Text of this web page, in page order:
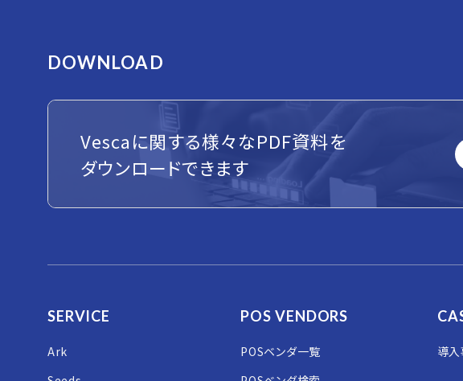
DOWNLOAD
Vescaに関する様々なPDF資料を
ダウンロードできます
SERVICE
Ark
POS VENDORS
POSベンダ一覧
導